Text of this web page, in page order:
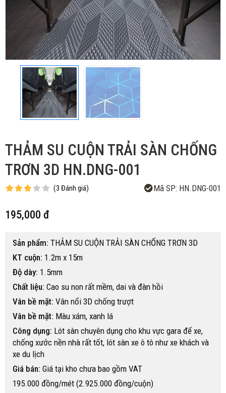
THẢM SU CUỘN TRẢI SÀN CHỐNG
TRƠN 3D HN.DNG-001
(3 Đánh giá) Mã SP: HN.DNG-001
195,000 đ
Sản phẩm: THẢM SU CUỘN TRẢI SÀN CHỐNG TRƠN 3D
KT cuộn: 1.2m x 15m
Độ dày: 1.5mm
Chất liệu: Cao su non rất mềm, dai và đàn hồi
Vân bề mặt: Vân nổi 3D chống trượt
Vân bề mặt: Màu xám, xanh lá
Công dụng: Lót sàn chuyên dụng cho khu vực gara để xe,
chống xước nền nhà rất tốt, lót sàn xe ô tô như xe khách và
xe du lịch
Giá bán: Giá tại kho chưa bao gồm VAT
195.000 đồng/mét (2.925.000 đồng/cuộn)